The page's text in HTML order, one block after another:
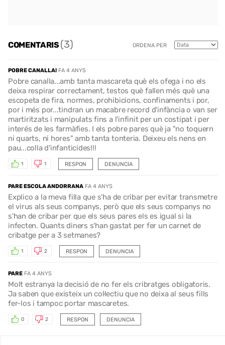
COMENTARIS(3) ORDENA PER
POBRE CANALLA! FA 4 ANYS
Pobre canalla...amb tanta mascareta què els ofega i no els
deixa respirar correctament, testos què fallen més què una
escopeta de fira, normes, prohibicions, confinaments i por,
por i més por...tindran un macabre record d'infància o van ser
martiritzats i manipulats fins a l'infinit per un costipat i per
interés de les farmàfies. I els pobre pares què ja "no toquern
ni quarts, ni hores" amb tanta tonteria. Deixeu els nens en
pau...colla d'infanticides!!!
RESPON
1 1 DENUNCIA
PARE ESCOLA ANDORRANA FA 4 ANYS
Explico a la meva filla que s'ha de cribar per evitar transmetre
el virus als seus companys, però que els seus companys no
s'han de cribar per que els seus pares els es igual si la
infecten. Quants diners s'han gastat per fer un carnet de
cribatge per a 3 setmanes?
RESPON
1 2 DENUNCIA
PARE FA 4 ANYS
Molt estranya la decisió de no fer els cribratges obligatoris.
Ja saben que existeix un col·lectiu que no deixa al seus fills
fer-los i tampoc portar mascaretes.
RESPON
0 2 DENUNCIA